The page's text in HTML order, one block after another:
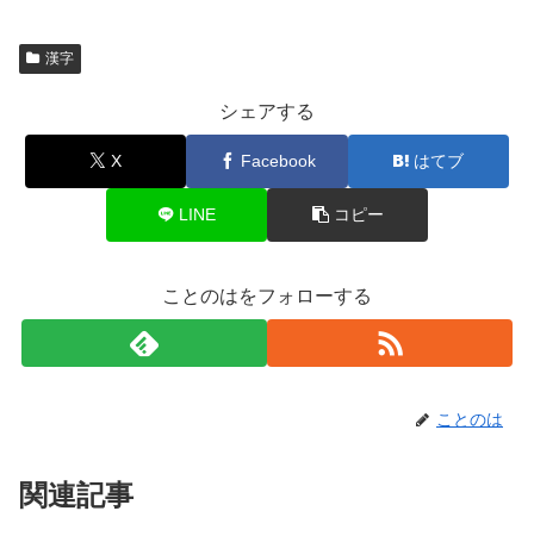
漢字
シェアする
X Facebook はてブ
LINE コピー
ことのはをフォローする
ことのは
関連記事